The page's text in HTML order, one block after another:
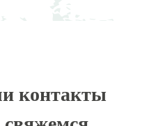
контакты